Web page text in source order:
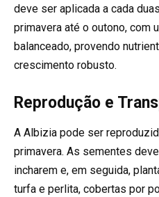
deve ser aplicada a cada
primavera até o outono, com
balanceado, provendo
crescimento robusto.
Reprodução e
A Albizia pode ser
primavera. As sementes
incharem e, em seguida,
turfa e perlita, cobertas por